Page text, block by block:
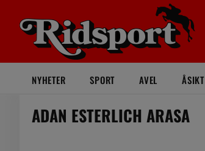
NYHETER SPORT AVEL ÅSIKT
ADAN ESTERLICH ARASA